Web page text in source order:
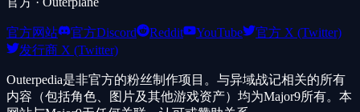
官方网站 官方Discord Reddit YouTube
官方 X (Twitter)
发行商 X (Twitter)
Outerpedia是非官方的粉丝制作项目。与异域战记相关的所有
内容（包括角色、图片及其他游戏资产）均为Major9所有。本